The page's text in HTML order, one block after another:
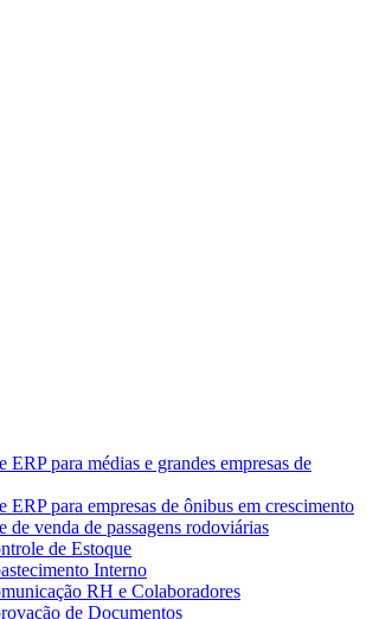
ERP para médias e grandes empresas de
ERP para empresas de ônibus em crescimento
de venda de passagens rodoviárias
de Estoque
Interno
RH e Colaboradores
de Documentos